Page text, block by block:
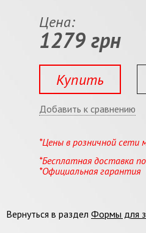
Цена:
1279 грн
Купить
Добавить к сравнению
*Цены в розничной
*Бесплатная доставка
*Официальная гарантия
Вернуться в раздел Формы для